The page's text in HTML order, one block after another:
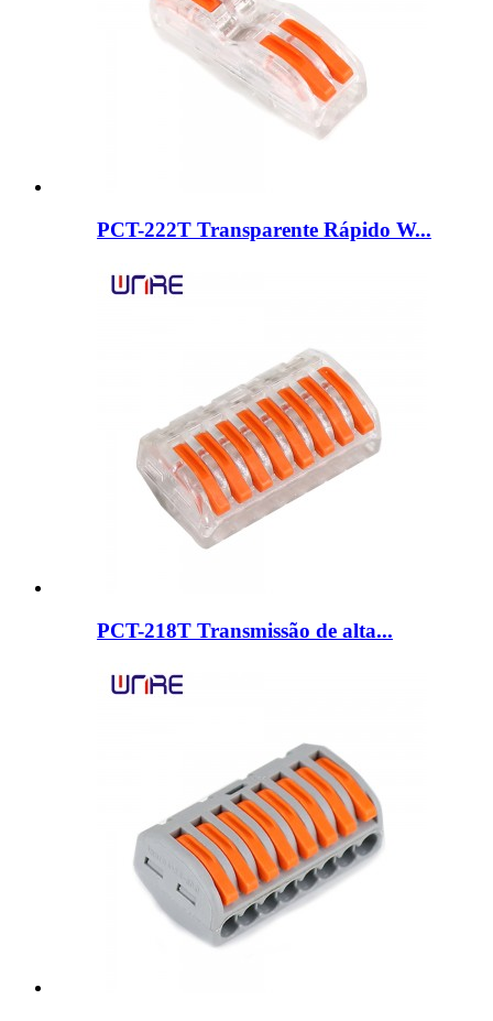
PCT-222T Transparente Rápido W...
PCT-218T Transmissão de alta...